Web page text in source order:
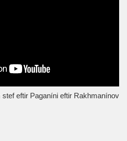
eftir Paganíni eftir Rakhmanínov